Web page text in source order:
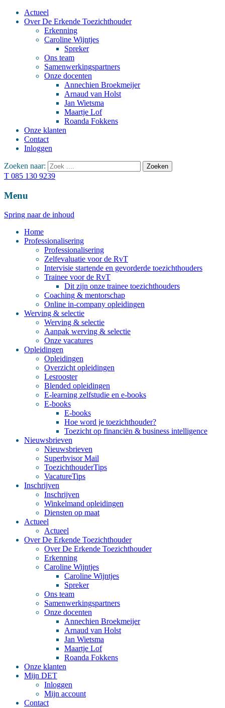
Actueel
Over De Erkende Toezichthouder
Erkenning
Caroline Wijntjes
Spreker
Ons team
Samenwerkingspartners
Onze docenten
Annechien Broekmeijer
Arnaud van Holst
Jan Wietsma
Maartje Lof
Roanda Fokkens
Onze klanten
Contact
Inloggen
Zoeken naar:
T 085 130 9239
Menu
Spring naar de inhoud
Home
Professionalisering
Professionalisering
Zelfevaluatie voor de RvT
Intervisie startende en gevorderde toezichthouders
Trainee voor de RvT
Dit zijn onze trainee toezichthouders
Coaching & mentorschap
Online in-company opleidingen
Werving & selectie
Werving & selectie
Aanpak werving & selectie
Onze vacatures
Opleidingen
Opleidingen
Overzicht opleidingen
Lesrooster
Blended opleidingen
E-learning zelfstudie en e-books
E-books
E-books
Hoe word je toezichthouder?
Toezicht op financiën & business intelligence
Nieuwsbrieven
Nieuwsbrieven
Superbvisor Mail
ToezichthouderTips
VacatureTips
Inschrijven
Inschrijven
Winkelmand opleidingen
Diensten op maat
Actueel
Actueel
Over De Erkende Toezichthouder
Over De Erkende Toezichthouder
Erkenning
Caroline Wijntjes
Caroline Wijntjes
Spreker
Ons team
Samenwerkingspartners
Onze docenten
Annechien Broekmeijer
Arnaud van Holst
Jan Wietsma
Maartje Lof
Roanda Fokkens
Onze klanten
Mijn DET
Inloggen
Mijn account
Contact